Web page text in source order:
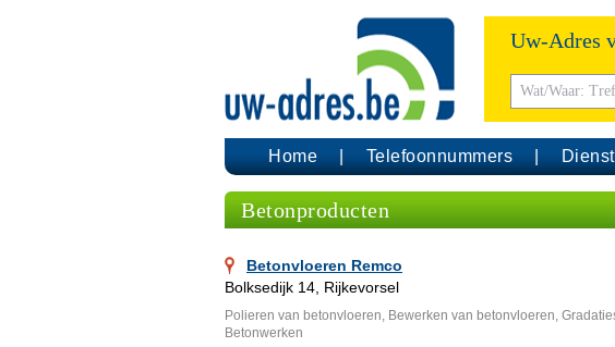
Uw-Adres
Home Telefoonnummers
Betonproducten
Betonvloeren Remco
Bolksedijk 14, Rijkevorsel
Polieren van betonvloeren, Bewerken van betonvloeren,
Betonwerken